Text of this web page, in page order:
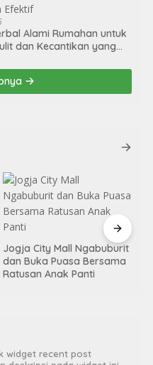
Alami Rumahan untuk
dan Kecantikan yang
Jogja City Mall Ngabuburit
dan Buka Puasa Bersama
Ratusan Anak Panti
widget recent post